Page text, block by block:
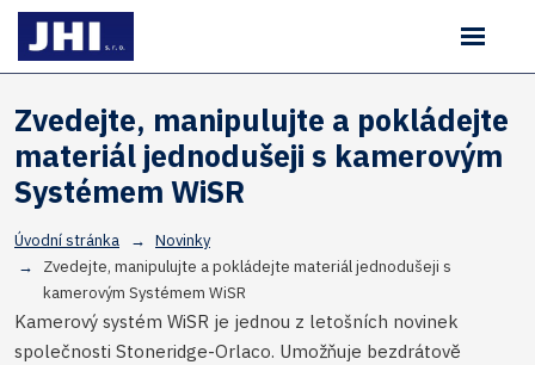
Vyhledávání
Zvedejte, manipulujte a pokládejte
materiál jednodušeji s kamerovým
Systémem WiSR
Úvodní stránka
Novinky
Zvedejte, manipulujte a pokládejte materiál jednodušeji s
kamerovým Systémem WiSR
Kamerový systém WiSR je jednou z letošních novinek
společnosti Stoneridge-Orlaco. Umožňuje bezdrátově